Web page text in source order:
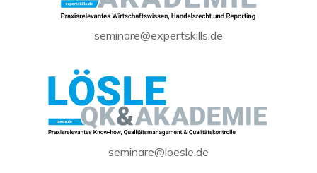
seminare@expertskills.de
seminare@loesle.de